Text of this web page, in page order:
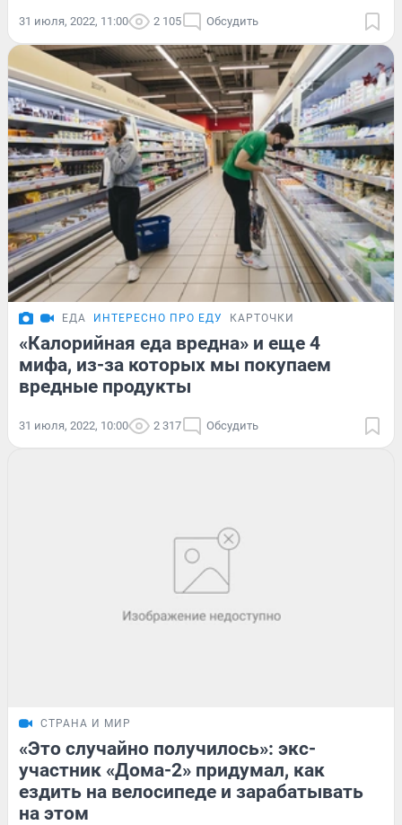
31 июля, 2022, 11:00 2 105 Обсудить
ЕДА ИНТЕРЕСНО ПРО ЕДУ КАРТОЧКИ
«Калорийная еда вредна» и еще 4
мифа, из-за которых мы покупаем
вредные продукты
31 июля, 2022, 10:00 2 317 Обсудить
СТРАНА И МИР
«Это случайно получилось»: экс-
участник «Дома-2» придумал, как
ездить на велосипеде и зарабатывать
на этом